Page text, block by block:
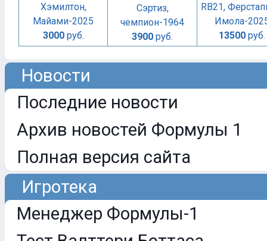
Хэмилтон,
Майами-2025
3000руб.
Сэртиз,
чемпион-1964
3900 руб.
RB21,
Имола-
13500руб.
Новости
Последние новости
Архив новостей Формулы 1
Полная версия сайта
Игротека
Менеджер Формулы-1